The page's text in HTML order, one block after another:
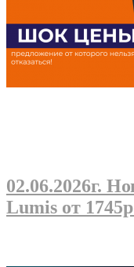
02.06.2026г.
Lumis от